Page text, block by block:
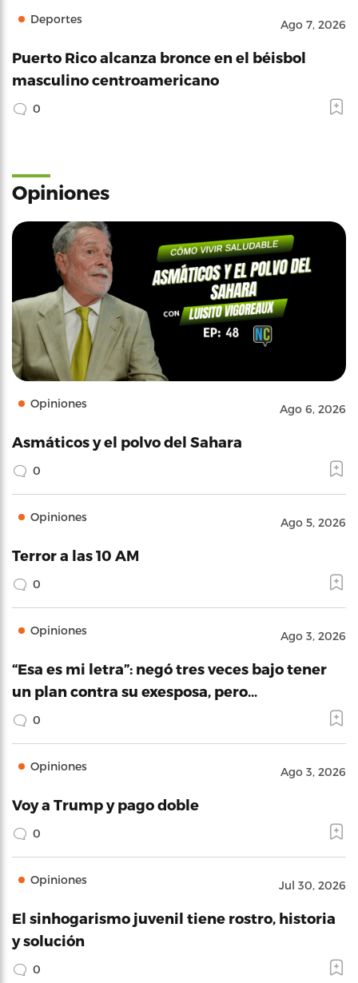
Deportes Ago 7, 2026
Puerto Rico alcanza bronce en el béisbol
masculino centroamericano
0
Opiniones
Opiniones Ago 6, 2026
Asmáticos y el polvo del Sahara
0
Opiniones Ago 5, 2026
Terror a las 10 AM
0
Opiniones Ago 3, 2026
“Esa es mi letra”: negó tres veces bajo tener
un plan contra su exesposa, pero…
0
Opiniones Ago 3, 2026
Voy a Trump y pago doble
0
Opiniones Jul 30, 2026
El sinhogarismo juvenil tiene rostro, historia
y solución
0